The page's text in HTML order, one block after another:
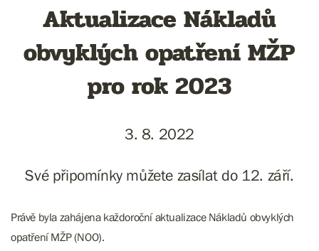
Aktualizace Nákladů
obvyklých opatření MŽP
pro rok 2023
3. 8. 2022
Své připomínky můžete zasílat do 12. září.
Právě byla zahájena každoroční aktualizace Nákladů obvyklých
opatření MŽP (NOO).